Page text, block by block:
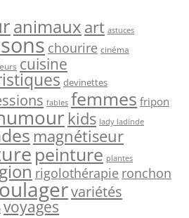
animaux art astuces
chourire cinéma
cuisine
devinettes
fables femmes fripon
kids lady ladinde
magnétiseur
peinture plantes
rigolothérapie ronchon
variétés
voyages